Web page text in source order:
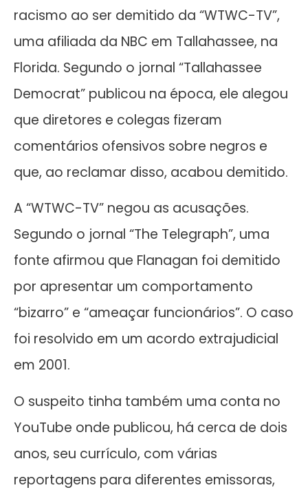
racismo ao ser demitido da “WTWC-TV”,
uma afiliada da NBC em Tallahassee, na
Florida. Segundo o jornal “Tallahassee
Democrat” publicou na época, ele alegou
que diretores e colegas fizeram
comentários ofensivos sobre negros e
que, ao reclamar disso, acabou demitido.
A “WTWC-TV” negou as acusações.
Segundo o jornal “The Telegraph”, uma
fonte afirmou que Flanagan foi demitido
por apresentar um comportamento
“bizarro” e “ameaçar funcionários”. O caso
foi resolvido em um acordo extrajudicial
em 2001.
O suspeito tinha também uma conta no
YouTube onde publicou, há cerca de dois
anos, seu currículo, com várias
reportagens para diferentes emissoras,